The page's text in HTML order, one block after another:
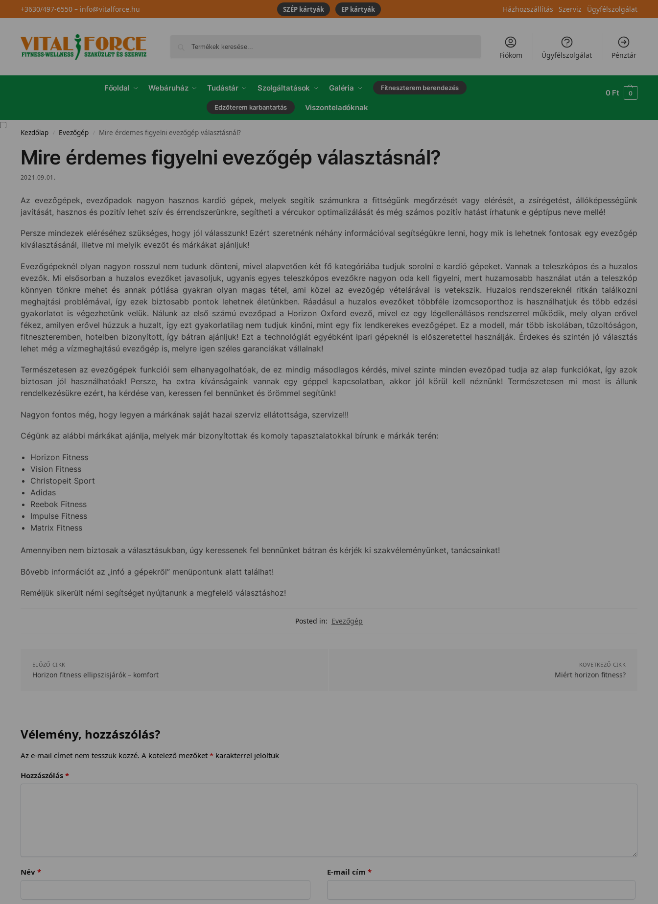
+3630/497-6550– info@vitalforce.hu SZÉP kártyák EP kártyák Házhozszállítás Szerviz Ügyfélszolgálat
Fiókom Ügyfélszolgálat Pénztár
Főoldal Webáruház Tudástár Szolgáltatások Galéria Fitneszterem berendezés
Edzőterem karbantartás Viszonteladóknak
0 Ft 0
Kezdőlap / Evezőgép / Mire érdemes figyelni evezőgép választásnál?
Mire érdemes figyelni evezőgép választásnál?
2021.09.01.
Az evezőgépek, evezőpadok nagyon hasznos kardió gépek, melyek segítik számunkra a fittségünk megőrzését vagy elérését, a zsírégetést, állóképességünk
javítását, hasznos és pozitív lehet szív és érrendszerünkre, segítheti a vércukor optimalizálását és még számos pozitív hatást írhatunk e géptípus neve mellé!
Persze mindezek eléréséhez szükséges, hogy jól válasszunk! Ezért szeretnénk néhány információval segítségükre lenni, hogy mik is lehetnek fontosak egy evezőgép
kiválasztásánál, illetve mi melyik evezőt és márkákat ajánljuk!
Evezőgépeknél olyan nagyon rosszul nem tudunk dönteni, mivel alapvetően két fő kategóriába tudjuk sorolni e kardió gépeket. Vannak a teleszkópos és a huzalos
evezők. Mi elsősorban a huzalos evezőket javasoljuk, ugyanis egyes teleszkópos evezőkre nagyon oda kell figyelni, mert huzamosabb használat után a teleszkóp
könnyen tönkre mehet és annak pótlása gyakran olyan magas tétel, ami közel az evezőgép vételárával is vetekszik. Huzalos rendszereknél ritkán találkozni
meghajtási problémával, így ezek biztosabb pontok lehetnek életünkben. Ráadásul a huzalos evezőket többféle izomcsoporthoz is használhatjuk és több edzési
gyakorlatot is végezhetünk velük. Nálunk az első számú evezőpad a Horizon Oxford evező, mivel ez egy légellenállásos rendszerrel működik, mely olyan erővel
fékez, amilyen erővel húzzuk a huzalt, így ezt gyakorlatilag nem tudjuk kinőni, mint egy fix lendkerekes evezőgépet. Ez a modell, már több iskolában, tűzoltóságon,
fitneszteremben, hotelben bizonyított, így bátran ajánljuk! Ezt a technológiát egyébként ipari gépeknél is előszeretettel használják. Érdekes és szintén jó választás
lehet még a vízmeghajtású evezőgép is, melyre igen széles garanciákat vállalnak!
Természetesen az evezőgépek funkciói sem elhanyagolhatóak, de ez mindig másodlagos kérdés, mivel szinte minden evezőpad tudja az alap funkciókat, így azok
biztosan jól használhatóak! Persze, ha extra kívánságaink vannak egy géppel kapcsolatban, akkor jól körül kell néznünk! Természetesen mi most is állunk
rendelkezésükre ezért, ha kérdése van, keressen fel bennünket és örömmel segítünk!
Nagyon fontos még, hogy legyen a márkának saját hazai szerviz ellátottsága, szervize!!!
Cégünk az alábbi márkákat ajánlja, melyek már bizonyítottak és komoly tapasztalatokkal bírunk e márkák terén:
Horizon Fitness
Vision Fitness
Christopeit Sport
Adidas
Reebok Fitness
Impulse Fitness
Matrix Fitness
Amennyiben nem biztosak a választásukban, úgy keressenek fel bennünket bátran és kérjék ki szakvéleményünket, tanácsainkat!
Bővebb információt az „infó a gépekről” menüpontunk alatt találhat!
Reméljük sikerült némi segítséget nyújtanunk a megfelelő választáshoz!
Posted in: Evezőgép
ELŐZŐ CIKK
Horizon fitness ellipszisjárók – komfort
KÖVETKEZŐ CIKK
Miért horizon fitness?
Vélemény, hozzászólás?
Az e-mail címet nem tesszük közzé. A kötelező mezőket *karakterrel jelöltük
Hozzászólás *
Név * E-mail cím*